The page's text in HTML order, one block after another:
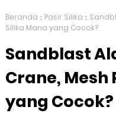
Beranda Pasir Silika
Silika Mana yang Cocok?
Sandblast
Crane, Mesh
yang Cocok?